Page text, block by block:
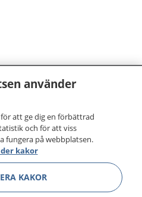
använder
att ge dig en förbättrad
och för att viss
fungera på webbplatsen.
kakor
KAKOR